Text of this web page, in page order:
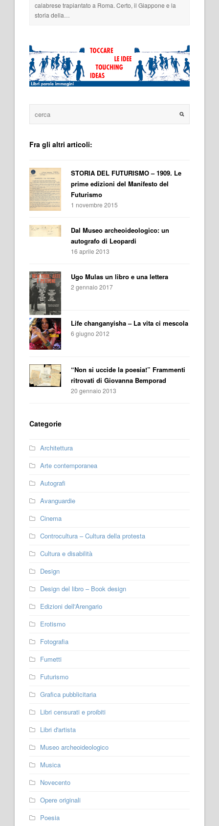
calabrese trapiantato a Roma. Certo, il Giappone e la
storia della…
Fra gli altri articoli:
STORIA DEL FUTURISMO – 1909. Le
prime edizioni del Manifesto del
Futurismo
1 novembre 2015
Dal Museo archeoideologico: un
autografo di Leopardi
16 aprile 2013
Ugo Mulas un libro e una lettera
2 gennaio 2017
Life changanyisha – La vita ci mescola
6 giugno 2012
“Non si uccide la poesia!” Frammenti
ritrovati di Giovanna Bemporad
20 gennaio 2013
Categorie
Architettura
Arte contemporanea
Autografi
Avanguardie
Cinema
Controcultura – Cultura della protesta
Cultura e disabilità
Design
Design del libro – Book design
Edizioni dell'Arengario
Erotismo
Fotografia
Fumetti
Futurismo
Grafica pubblicitaria
Libri censurati e proibiti
Libri d'artista
Museo archeoideologico
Musica
Novecento
Opere originali
Poesia